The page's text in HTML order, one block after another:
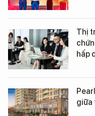
Thị
hấp
giữa